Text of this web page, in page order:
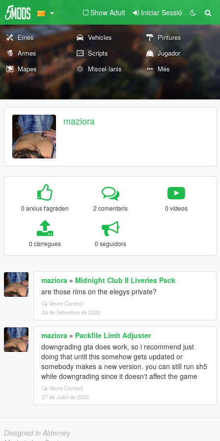
Show Adult Iniciar Sessió
Eines Vehicles
Pintures
Armes
Scripts
Jugador
Mapes
Miscel·lanis Més
maziora
0 arxius t'agraden 2 comentaris 0 vídeos
0 càrregues 0 seguidors
maziora » Midnight Club II Liveries Pack
are those rims on the elegys private?
Veure Context
03 de Setembre de 2022
maziora » Packfile Limit Adjuster
downgrading gta does work, so i recommend just
doing that until this somehow gets updated or
somebody makes a new version. you can still run sh5
while downgrading since it doesn't affect the game
Veure Context
27 de Juliol de 2022
Designed in Alderney